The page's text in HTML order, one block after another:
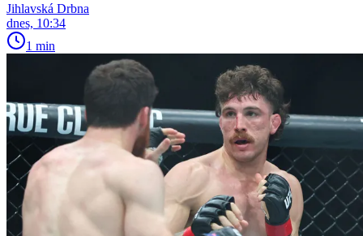
Jihlavská Drbna
dnes, 10:34
1 min